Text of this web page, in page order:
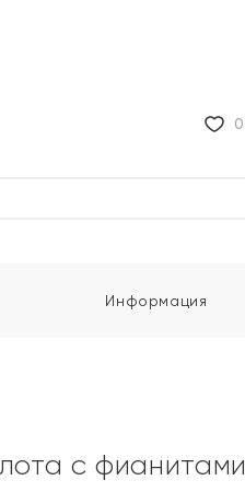
0
Информация
с фианитами